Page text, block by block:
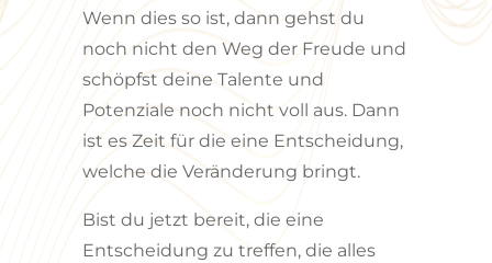
Wenn dies so ist, dann gehst du
noch nicht den Weg der Freude und
schöpfst deine Talente und
Potenziale noch nicht voll aus. Dann
ist es Zeit für die eine Entscheidung,
welche die Veränderung bringt.
Bist du jetzt bereit, die eine
Entscheidung zu treffen, die alles